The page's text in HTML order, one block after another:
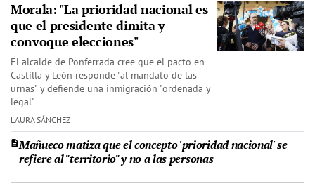
Morala: "La prioridad nacional es
que el presidente dimita y
convoque elecciones"
El alcalde de Ponferrada cree que el pacto en
Castilla y León responde "al mandato de las
urnas" y defiende una inmigración "ordenada y
legal"
LAURA SÁNCHEZ
Mañueco matiza que el concepto 'prioridad nacional' se
refiere al "territorio" y no a las personas